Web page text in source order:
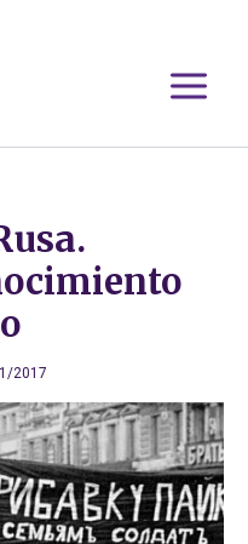
2017